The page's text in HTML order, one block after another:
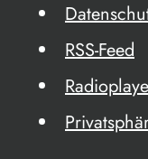
RSS-Feed